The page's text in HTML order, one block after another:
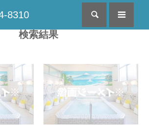
8310 検索
検索結果